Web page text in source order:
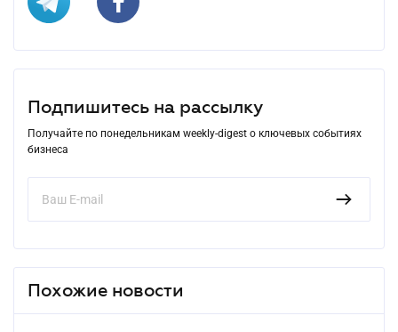
Подпишитесь на рассылку
Получайте по понедельникам weekly-digest о ключевых событиях
бизнеса
Похожие новости